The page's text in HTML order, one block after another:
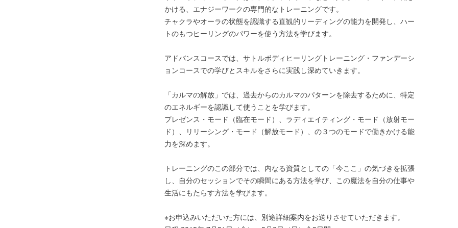
かける、エナジーワークの専門的なトレーニングです。
チャクラやオーラの状態を認識する直観的リーディングの能力を開発し、ハー
トのもつヒーリングのパワーを使う方法を学びます。
アドバンスコースでは、サトルボディヒーリングトレーニング・ファンデーシ
ョンコースでの学びとスキルをさらに実践し深めていきます。
「カルマの解放」では、過去からのカルマのパターンを除去するために、特定
のエネルギーを認識して使うことを学びます。
プレゼンス・モード（臨在モード）、ラディエイティング・モード（放射モー
ド）、リリーシング・モード（解放モード）、の３つのモードで働きかける能
力を深めます。
トレーニングのこの部分では、内なる資質としての「今ここ」の気づきを拡張
し、自分のセッションでその瞬間にある方法を学び、この魔法を自分の仕事や
生活にもたらす方法を学びます。
※お申込みいただいた方には、別途詳細案内をお送りさせていただきます。